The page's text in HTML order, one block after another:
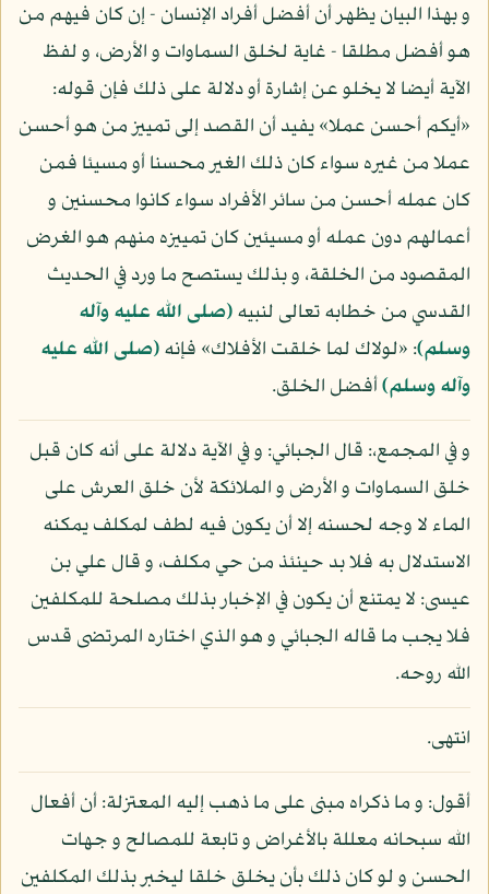
و بهذا البيان يظهر أن أفضل أفراد الإنسان - إن كان فيهم من
هو أفضل مطلقا - غاية لخلق السماوات و الأرض، و لفظ
الآية أيضا لا يخلو عن إشارة أو دلالة على ذلك فإن قوله:
«أيكم أحسن عملا» يفيد أن القصد إلى تمييز من هو أحسن
عملا من غيره سواء كان ذلك الغير محسنا أو مسيئا فمن
كان عمله أحسن من سائر الأفراد سواء كانوا محسنين و
أعمالهم دون عمله أو مسيئين كان تمييزه منهم هو الغرض
المقصود من الخلقة، و بذلك يستصح ما ورد في الحديث
القدسي من خطابه تعالى لنبيه(صلى الله عليه وآله
وسلم): «لولاك لما خلقت الأفلاك» فإنه(صلى الله عليه
وآله وسلم)أفضل الخلق.
و في المجمع،: قال الجبائي: و في الآية دلالة على أنه كان قبل
خلق السماوات و الأرض و الملائكة لأن خلق العرش على
الماء لا وجه لحسنه إلا أن يكون فيه لطف لمكلف يمكنه
الاستدلال به فلا بد حينئذ من حي مكلف، و قال علي بن
عيسى: لا يمتنع أن يكون في الإخبار بذلك مصلحة للمكلفين
فلا يجب ما قاله الجبائي و هو الذي اختاره المرتضى قدس
الله روحه.
انتهى.
أقول: و ما ذكراه مبنى على ما ذهب إليه المعتزلة: أن أفعال
الله سبحانه معللة بالأغراض و تابعة للمصالح و جهات
الحسن و لو كان ذلك بأن يخلق خلقا ليخبر بذلك المكلفين